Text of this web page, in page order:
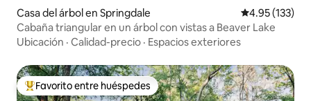
Casa del árbol en Springdale Calificación
4.95 (133)
Cabaña triangular en un árbol con vistas a Beaver Lake
Ubicación · Calidad-precio · Espacios exteriores
Favorito entre huéspedes preferido
Favorito entre huéspedes